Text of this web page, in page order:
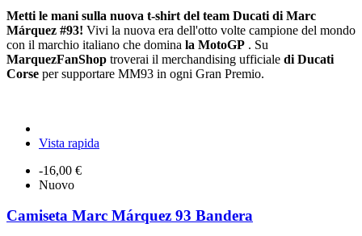
Metti le mani sulla nuova t-shirt del team Ducati di Marc
Márquez #93! Vivi la nuova era dell'otto volte campione del mondo
con il marchio italiano che domina la MotoGP . Su
MarquezFanShop troverai il merchandising ufficiale di Ducati
Corse per supportare MM93 in ogni Gran Premio.
Vista rapida
-16,00 €
Nuovo
Camiseta Marc Márquez 93 Bandera